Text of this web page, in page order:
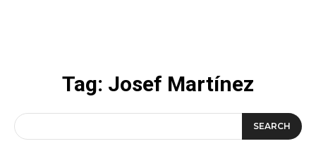
Tag: Josef Martínez
SEARCH